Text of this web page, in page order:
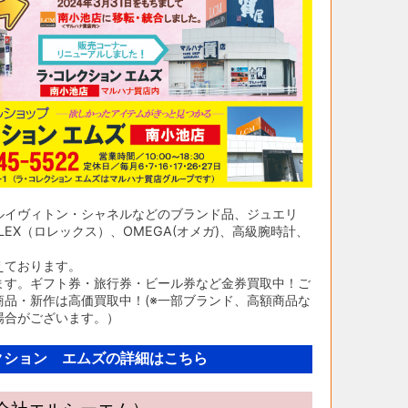
ヴィトン・シャネルなどのブランド品、ジュエリ
（ロレックス）、OMEGA(オメガ)、高級腕時計、
おります。
。ギフト券・旅行券・ビール券など金券買取中！ご
・新作は高価買取中！(※一部ブランド、高額商品な
がございます。）
ション エムズの詳細はこちら